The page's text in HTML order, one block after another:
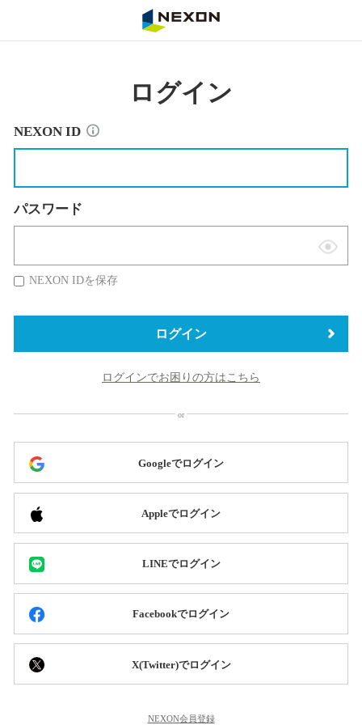
ログイン
NEXON ID
パスワード
表
替
NEXON IDを保存
ログイン
ログインでお困りの方はこちら
Googleでログイン
Appleでログイン
LINEでログイン
Facebookでログイン
X(Twitter)でログイン
NEXON会員登録